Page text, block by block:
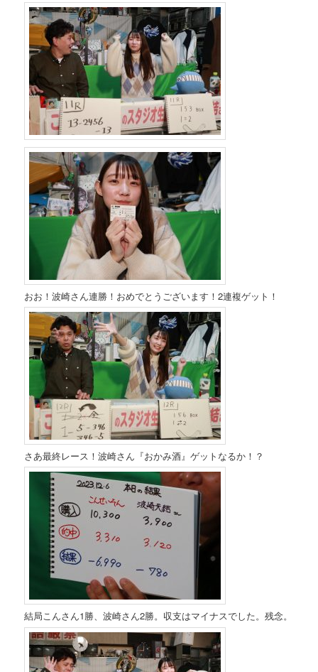
おお！波崎さん連勝！おめでとうございます！2連複ゲット！
さあ最終レース！波崎さん『おかみ酒』ゲットなるか！？
結局こんさん1勝、波崎さん2勝。収支はマイナスでした。残念。